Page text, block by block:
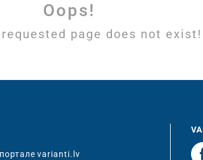
Oops!
page does not exist!
varianti.lv